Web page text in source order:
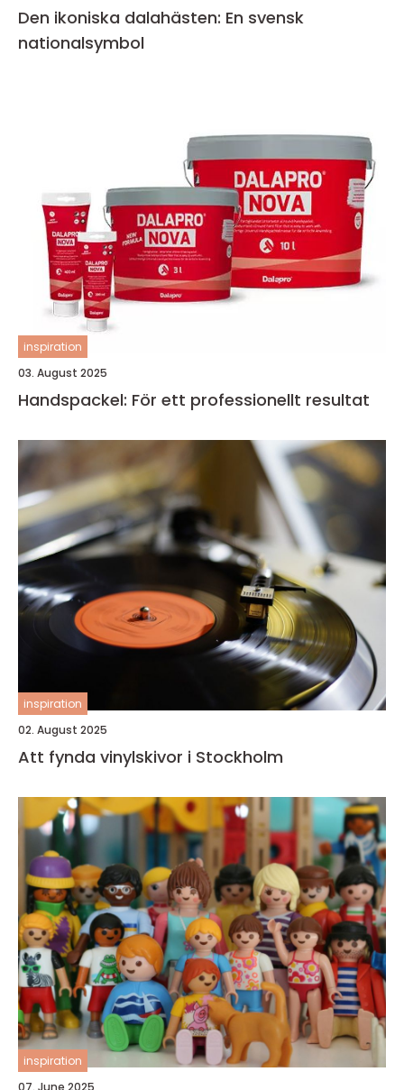
Den ikoniska dalahästen: En svensk
nationalsymbol
inspiration
03. August 2025
Handspackel: För ett professionellt resultat
inspiration
02. August 2025
Att fynda vinylskivor i Stockholm
inspiration